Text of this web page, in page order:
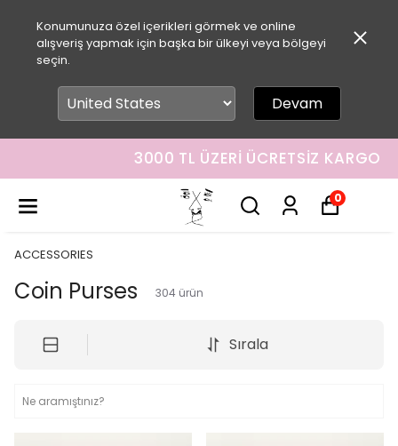
Konumunuza özel içerikleri görmek ve online
alışveriş yapmak için başka bir ülkeyi veya bölgeyi
seçin.
Devam
3000 TL ÜZERI ÜCRETSIZ KARGO
0
ACCESSORIES
Coin Purses 304 ürün
Sırala